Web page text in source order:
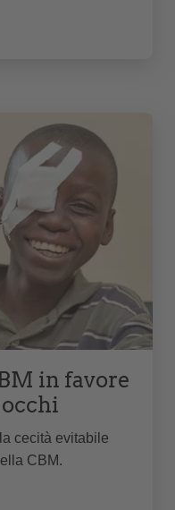
in favore
cecità evitabile
CBM.